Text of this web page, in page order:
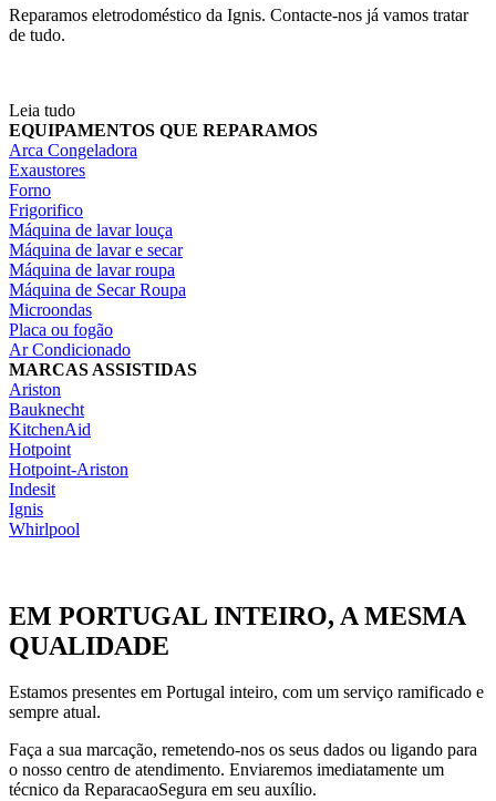
Reparamos eletrodoméstico da Ignis. Contacte-nos já vamos tratar
de tudo.
Leia tudo
EQUIPAMENTOS QUE REPARAMOS
Arca Congeladora
Exaustores
Forno
Frigorifico
Máquina de lavar louça
Máquina de lavar e secar
Máquina de lavar roupa
Máquina de Secar Roupa
Microondas
Placa ou fogão
Ar Condicionado
MARCAS ASSISTIDAS
Ariston
Bauknecht
KitchenAid
Hotpoint
Hotpoint-Ariston
Indesit
Ignis
Whirlpool
EM PORTUGAL INTEIRO, A MESMA
QUALIDADE
Estamos presentes em Portugal inteiro, com um serviço ramificado e
sempre atual.
Faça a sua marcação, remetendo-nos os seus dados ou ligando para
o nosso centro de atendimento. Enviaremos imediatamente um
técnico da ReparacaoSegura em seu auxílio.